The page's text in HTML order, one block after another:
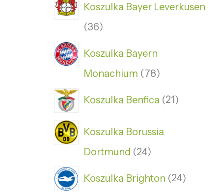
Koszulka Bayer Leverkusen
36
Koszulka Bayern
Monachium
78
Koszulka Benfica 21
Koszulka Borussia
Dortmund
24
Koszulka Brighton 24